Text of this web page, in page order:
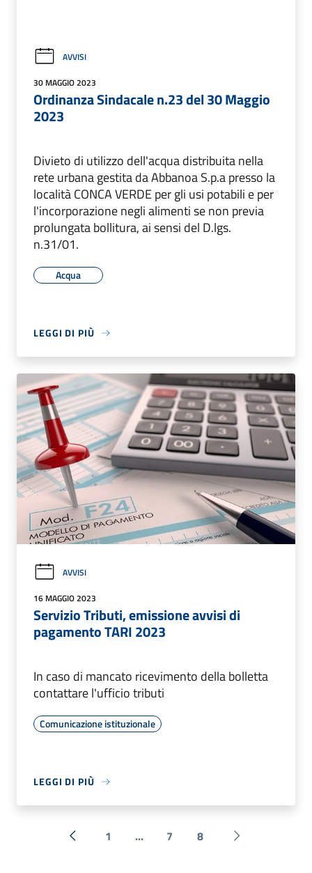
AVVISI
30 MAGGIO 2023
Ordinanza Sindacale n.23 del 30 Maggio
2023
Divieto di utilizzo dell'acqua distribuita nella
rete urbana gestita da Abbanoa S.p.a presso la
località CONCA VERDE per gli usi potabili e per
l'incorporazione negli alimenti se non previa
prolungata bollitura, ai sensi del D.lgs.
n.31/01.
Acqua
LEGGI DI PIÙ
AVVISI
16 MAGGIO 2023
Servizio Tributi, emissione avvisi di
pagamento TARI 2023
In caso di mancato ricevimento della bolletta
contattare l'ufficio tributi
Comunicazione istituzionale
LEGGI DI PIÙ
« Precedente
1 ... 7 8 Successiva »